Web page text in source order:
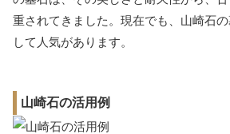
重されてきました。現在でも、山崎石
して人気があります。
山崎石の活用例